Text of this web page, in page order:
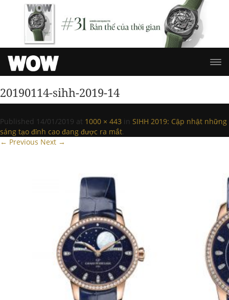
20190114-sihh-2019-14
Published 14/01/2019 at 1000 × 443 in SIHH 2019: Cập nhật những
sáng tạo đỉnh cao đang được ra mắt.
← Previous Next →